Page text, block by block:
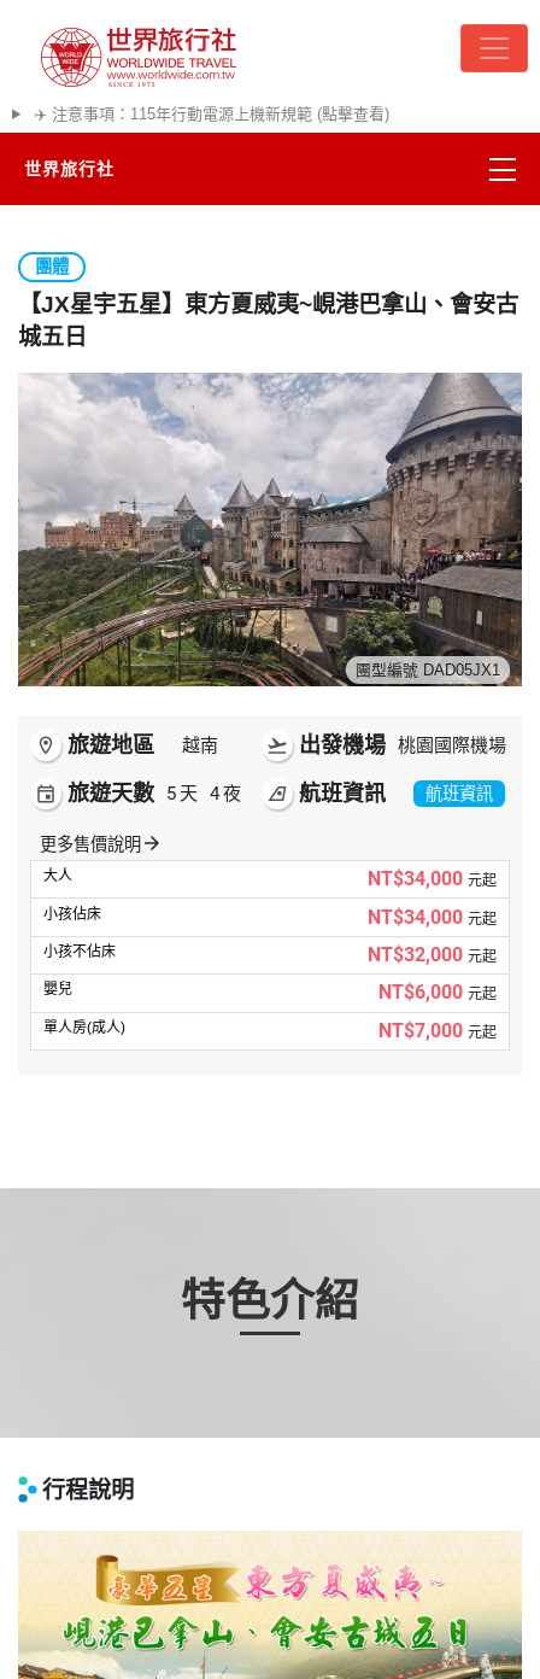
✈️ 注意事項：115年行動電源上機新規範 (點擊查看)
世界旅行社
熱門韓國
超夯日本
遊輪河輪
世界臻旅
中東非洲
歐洲之旅
頂尖世界
團體
【JX星宇五星】東方夏威夷~峴港巴拿山、會安古
城五日
團型編號 DAD05JX1
room 旅遊地區 越南
event 旅遊天數 5 天 4夜
flight_takeoff 出發機場 桃園國際機場
airlines 航班資訊 航班資訊
更多售價說明 arrow_forward
NT$34,000 元起
NT$34,000 元起
NT$32,000 元起
NT$6,000 元起
NT$7,000 元起
特色介紹
行程說明